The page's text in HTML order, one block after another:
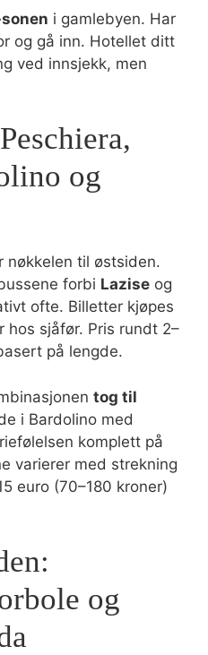
i gamlebyen. Har
og gå inn. Hotellet ditt
ved innsjekk, men
og
nøkkelen til østsiden.
forbi Lazise og
ofte. Billetter kjøpes
hos sjåfør. Pris rundt 2–
på lengde.
tog til
i Bardolino med
komplett på
varierer med strekning
euro (70–180 kroner)
og